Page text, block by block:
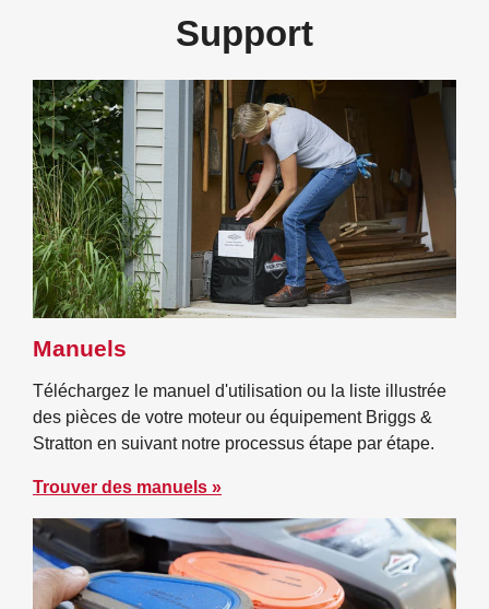
Support
Manuels
Téléchargez le manuel d'utilisation ou la liste illustrée
des pièces de votre moteur ou équipement Briggs &
Stratton en suivant notre processus étape par étape.
Trouver des manuels »